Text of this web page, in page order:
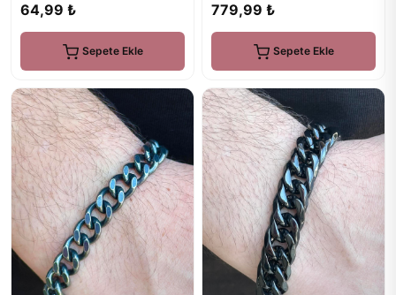
64,99 ₺
Sepete Ekle
779,99 ₺
Sepete Ekle